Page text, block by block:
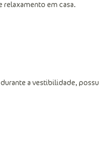
relaxamento em casa.
a vestibilidade,